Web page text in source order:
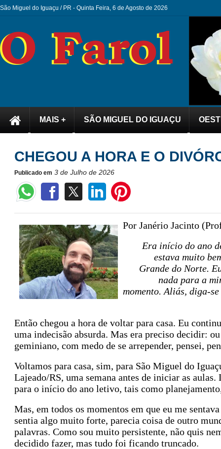
São Miguel do Iguaçu / PR - Quinta Feira, 6 de Agosto de 2026
MAIS + SÃO MIGUEL DO IGUAÇU
CHEGOU A HORA E O
Publicado em 3 de Julho de 2026
Por Janério Jacinto
Era início do ano
estava muito
Grande do Norte.
nada para a
momento. Aliás, diga-
Então chegou a hora de voltar para casa. Eu
uma indecisão absurda. Mas era preciso decidir:
geminiano, com medo de se arrepender, pensei,
Voltamos para casa, sim, para São Miguel do
Lajeado/RS, uma semana antes de iniciar as
para o início do ano letivo, tais como
Mas, em todos os momentos em que eu me
sentia algo muito forte, parecia coisa de outro
palavras. Como sou muito persistente, não quis
decidido fazer, mas tudo foi ficando truncado.